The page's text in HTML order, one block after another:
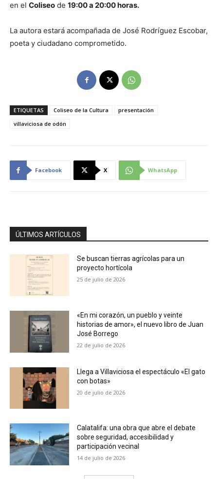
en el Coliseo de 19:00 a 20:00 horas.
La autora estará acompañada de José Rodríguez Escobar,
poeta y ciudadano comprometido.
ETIQUETAS Coliseo de la Cultura
presentación
villaviciosa de odón
Facebook X WhatsApp
ÚLTIMOS ARTÍCULOS
Se buscan tierras agrícolas para un
proyecto hortícola
25 de julio de 2026
«En mi corazón, un pueblo y veinte
historias de amor», el nuevo libro de Juan
José Borrego
22 de julio de 2026
Llega a Villaviciosa el espectáculo «El gato
con botas»
20 de julio de 2026
Calatalifa: una obra que abre el debate
sobre seguridad, accesibilidad y
participación vecinal
14 de julio de 2026